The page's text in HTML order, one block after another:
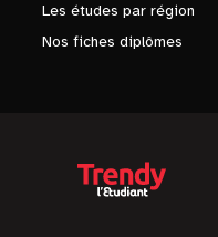
Les études par région
Nos fiches diplômes